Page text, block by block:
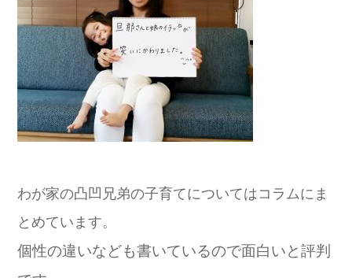
わが家の凸凹兄弟の子育てについてはコラムにま
とめています。
個性の違いなども書いているので面白いと評判